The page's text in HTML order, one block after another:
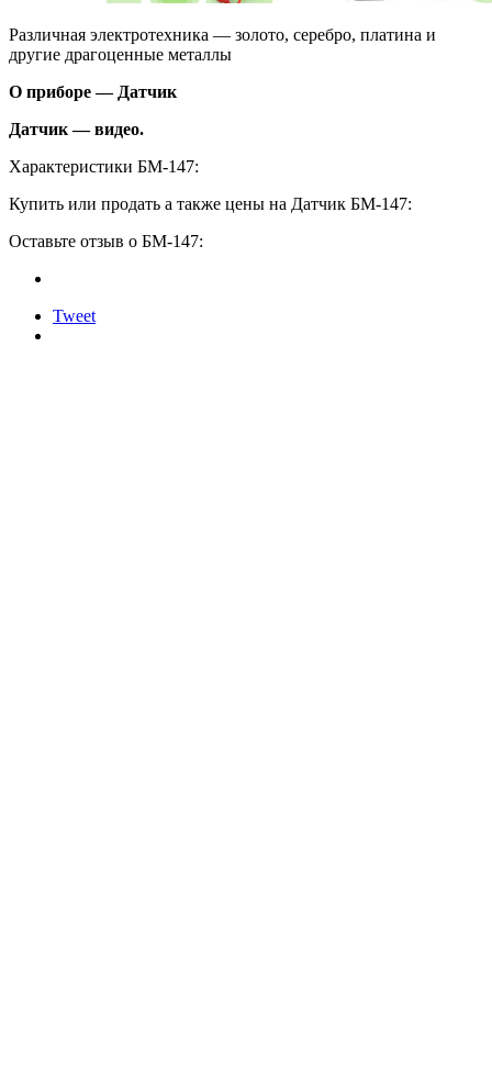
Различная электротехника — золото, серебро, платина и
другие драгоценные металлы
О приборе — Датчик
Датчик — видео.
Характеристики БМ-147:
Купить или продать а также цены на Датчик БМ-147:
Оставьте отзыв о БМ-147:
Tweet